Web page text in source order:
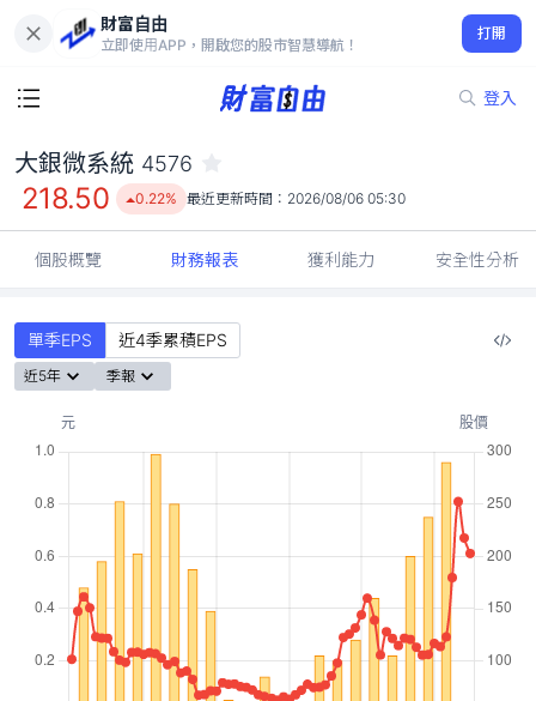
財富自由
立即使用APP，開啟您的股市智慧導航！
打開
登入
218.50
0.22%
大銀微系統 4576
218.50 0.22% 最近更新時間： 2026/08/06 05:30
個股概覽 財務報表 獲利能力 安全性分析
單季EPS 近4季累積EPS
近5年 季報